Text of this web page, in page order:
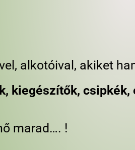
alkotóival, akiket
kiegészítők,
marad…. !